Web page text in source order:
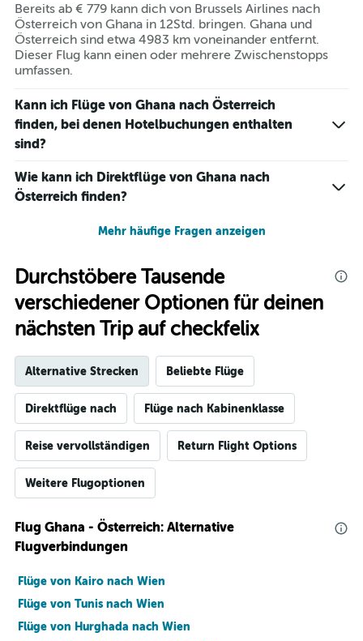
Bereits ab € 779 kann dich von Brussels Airlines nach
Österreich von Ghana in 12Std. bringen. Ghana und
Österreich sind etwa 4983 km voneinander entfernt.
Dieser Flug kann einen oder mehrere Zwischenstopps
umfassen.
Kann ich Flüge von Ghana nach Österreich
finden, bei denen Hotelbuchungen enthalten
sind?
Wie kann ich Direktflüge von Ghana nach
Österreich finden?
Mehr häufige Fragen anzeigen
Durchstöbere Tausende
verschiedener Optionen für deinen
nächsten Trip auf checkfelix
Alternative Strecken Beliebte Flüge
Direktflüge nach Flüge nach Kabinenklasse
Reise vervollständigen Return Flight Options
Weitere Flugoptionen
Flug Ghana - Österreich: Alternative
Flugverbindungen
Flüge von Kairo nach Wien
Flüge von Tunis nach Wien
Flüge von Hurghada nach Wien